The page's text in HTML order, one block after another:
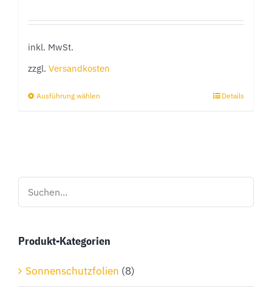
inkl. MwSt.
zzgl. Versandkosten
Ausführung wählen
Die
können
Details
Produkt-Kategorien
Sonnenschutzfolien (8)